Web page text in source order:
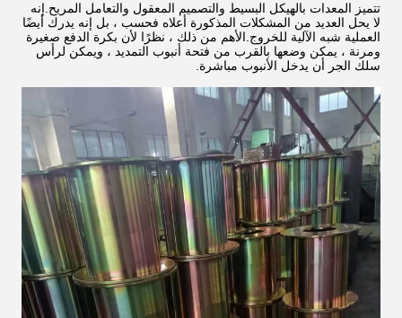
تتميز المعدات بالهيكل البسيط والتصميم المعقول والتعامل المريح.إنه
لا يحل العديد من المشكلات المذكورة أعلاه فحسب ، بل إنه يدرك أيضًا
العملية شبه الآلية للخروج.الأهم من ذلك ، نظرًا لأن بكرة الدفع صغيرة
ومرنة ، يمكن وضعها بالقرب من فتحة أنبوب التمديد ، ويمكن لرأس
سلك الجر أن يدخل الأنبوب مباشرة.